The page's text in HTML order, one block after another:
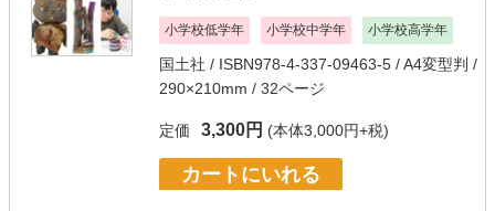
小学校低学年 小学校中学年 小学校高学年
国土社 / ISBN978-4-337-09463-5 / A4変型判 /
290×210mm / 32ページ
定価 3,300円 (本体3,000円+税)
カートにいれる